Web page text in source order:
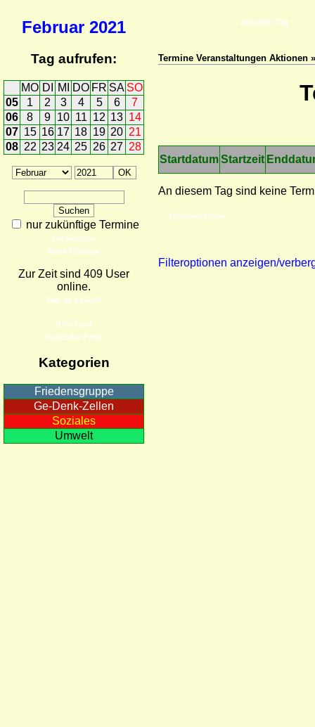
Februar 2021
Tag aufrufen:
MO DI MI DO FR SA SO
05
1 2 3 4 5 6
7
06
8 9 10 11 12 13 14
07 15 16 17 18 19 20 21
08 22 23 24 25 26 27 28
nur zukünftige Termine
Detailsuche
Neue Einträge
Zur Zeit sind 409 User
online.
Wer ist online?
RSS-Feed
iCalendar-Feed
Kategorien
Friedensgruppe
Ge-Denk-Zellen
Soziales
Umwelt
Aktueller Tag
Termine Veranstaltungen Aktionen
StartdatumStartzeit
An diesem Tag sind keine
Druckvorschau
Filteroptionen anzeigen/